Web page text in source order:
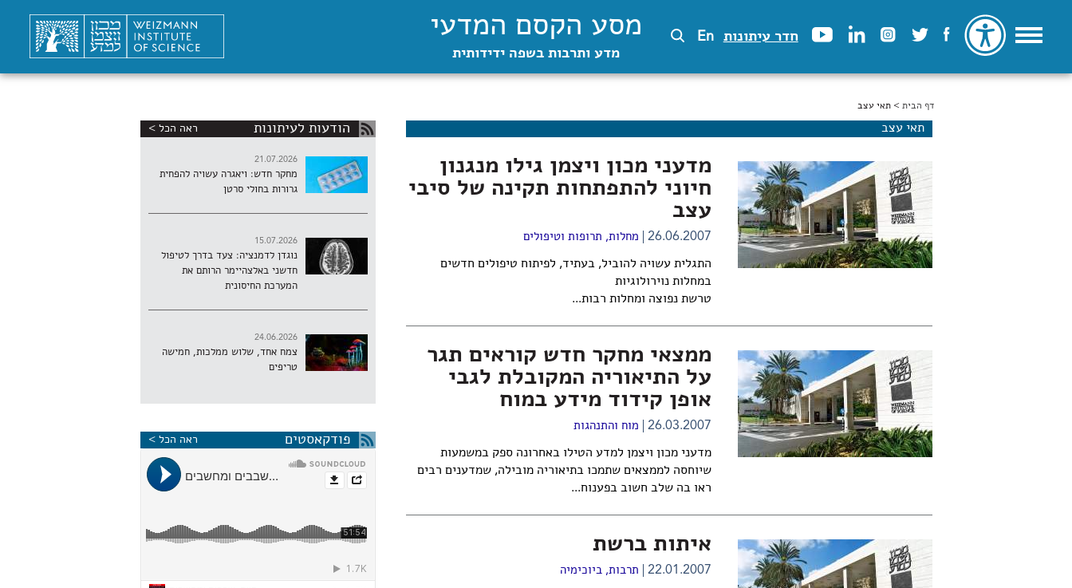
חדר עיתונות En מסע הקסם המדעי
מדע ותרבות בשפה ידידותית
הינך נמצא כאן
דף הבית > תאי עצב
תאי עצב
מדעני מכון ויצמן גילו מנגנון
חיוני להתפתחות תקינה של סיבי
עצב
26.06.2007 מחלות, תרופות וטיפולים
התגלית עשויה להוביל, בעתיד, לפיתוח טיפולים חדשים
במחלות נוירולוגיות
טרשת נפוצה ומחלות רבות...
ממצאי מחקר חדש קוראים תגר
על התיאוריה המקובלת לגבי
אופן קידוד מידע במוח
26.03.2007 מוח והתנהגות
מדעני מכון ויצמן למדע הטילו באחרונה ספק במשמעות
שיוחסה לממצאים שתמכו בתיאוריה מובילה, שמדענים רבים
ראו בה שלב חשוב בפענוח...
איתות ברשת
22.01.2007 תרבות,ביוכימיה
הודעות לעיתונות ראה הכל >
21.07.2026
מחקר חדש: ויאגרה עשויה להפחית
גרורות בחולי סרטן
15.07.2026
נוגדן לדמנציה: צעד בדרך לטיפול
חדשני באלצהיימר הרותם את
המערכת החיסונית
24.06.2026
צמח אחד, שלוש ממלכות, חמישה
טריפים
פודקאסטים ראה הכל >